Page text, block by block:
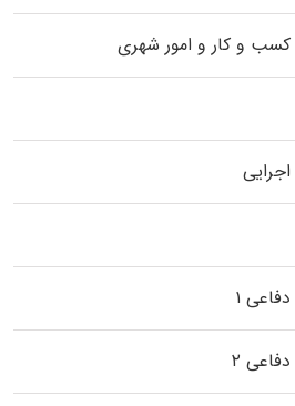
و کار و امور شهری
۱
۲